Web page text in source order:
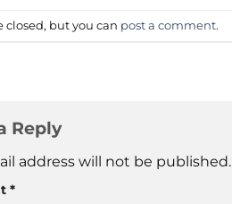
closed, but you can post a comment.
Reply
address will not be published.
*